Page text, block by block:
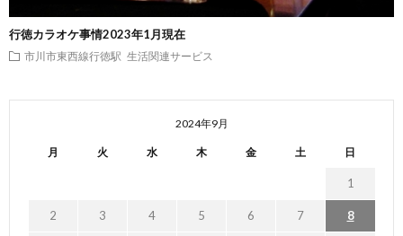
行徳カラオケ事情2023年1月現在
市川市東西線行徳駅 生活関連サービス
2024年9月
月 火 水 木 金 土 日
1
2 3 4 5 6 7 8